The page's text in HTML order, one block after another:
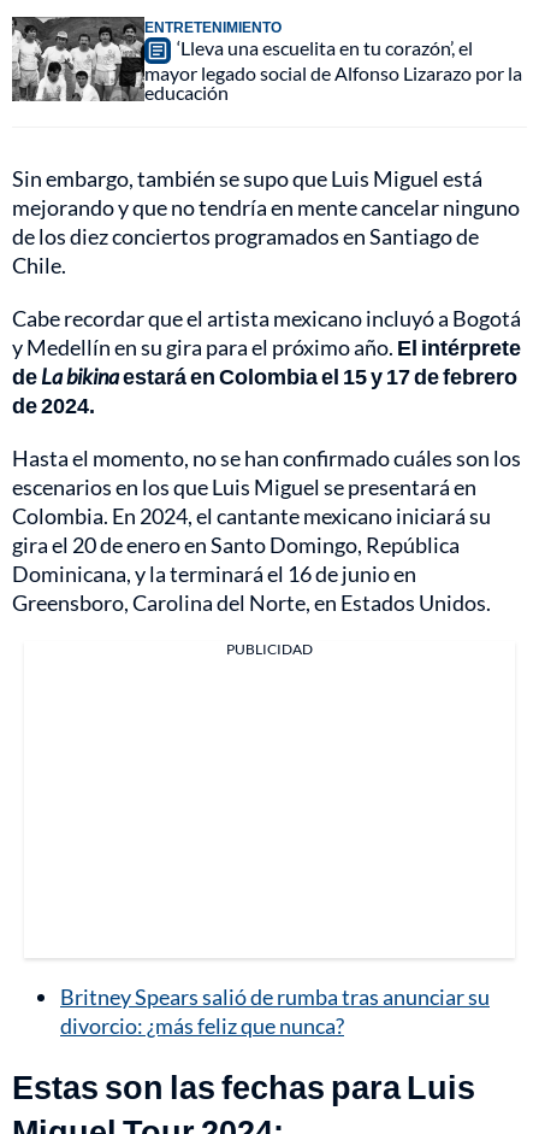
ENTRETENIMIENTO
‘Lleva una escuelita en tu corazón’, el
mayor legado social de Alfonso Lizarazo por la
educación
Sin embargo, también se supo que Luis Miguel está
mejorando y que no tendría en mente cancelar ninguno
de los diez conciertos programados en Santiago de
Chile.
Cabe recordar que el artista mexicano incluyó a Bogotá
y Medellín en su gira para el próximo año. El intérprete
deLa bikinaestará en Colombia el 15 y 17 de febrero
de 2024.
Hasta el momento, no se han confirmado cuáles son los
escenarios en los que Luis Miguel se presentará en
Colombia. En 2024, el cantante mexicano iniciará su
gira el 20 de enero en Santo Domingo, República
Dominicana, y la terminará el 16 de junio en
Greensboro, Carolina del Norte, en Estados Unidos.
PUBLICIDAD
Britney Spears salió de rumba tras anunciar su
divorcio: ¿más feliz que nunca?
Estas son las fechas para Luis